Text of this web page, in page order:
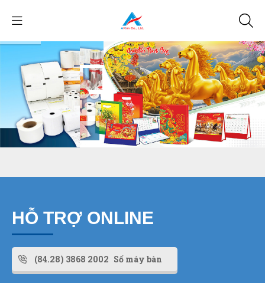
HỖ TRỢ ONLINE
(84.28) 3868 2002 Số máy bàn